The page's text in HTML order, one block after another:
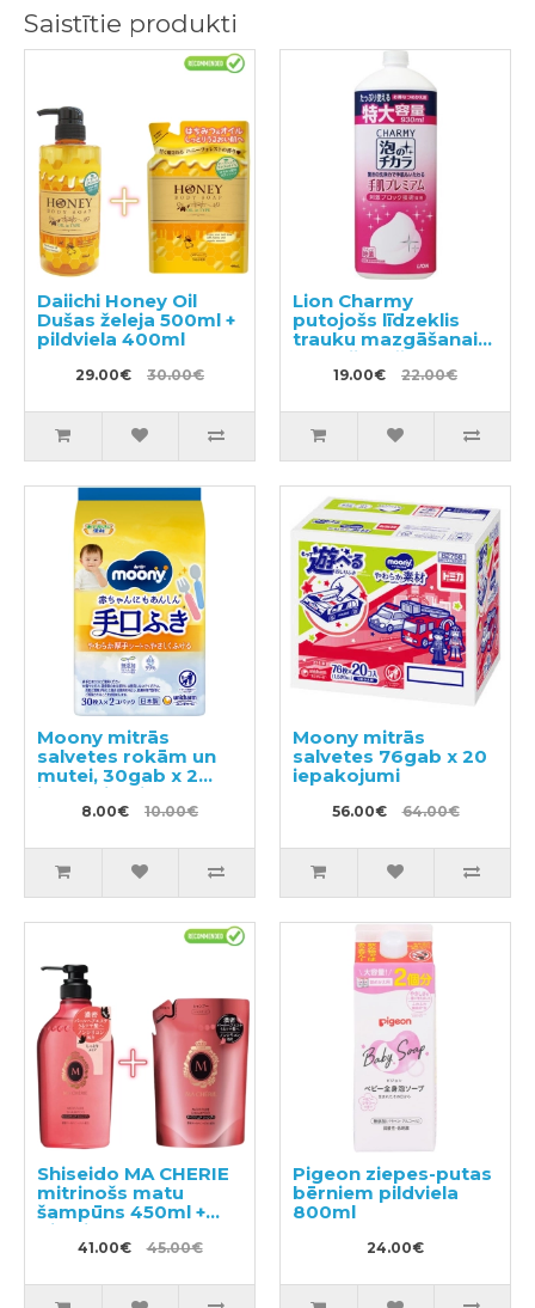
Saistītie produkti
Daiichi Honey Oil
Dušas želeja 500ml +
pildviela 400ml
29.00€ 30.00€
Lion Charmy
putojošs līdzeklis
trauku mazgāšanai
ar mežrozīšu
aromātu, pildviela
19.00€ 22.00€
Moony mitrās
salvetes rokām un
mutei, 30gab x 2
iepakojumi
8.00€ 10.00€
Moony mitrās
salvetes 76gab x 20
iepakojumi
56.00€ 64.00€
Shiseido MA CHERIE
mitrinošs matu
šampūns 450ml +
pildviela 380ml
41.00€ 45.00€
Pigeon ziepes-putas
bērniem pildviela
800ml
24.00€